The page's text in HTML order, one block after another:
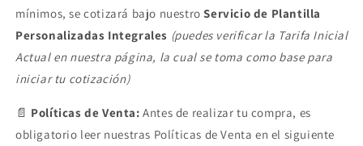
mínimos, se cotizará bajo nuestroServicio de Plantilla
Personalizadas Integrales (puedes verificar la Tarifa Inicial
Actual en nuestra página, la cual se toma como base para
iniciar tu cotización)
📄 Políticas de Venta: Antes de realizar tu compra, es
obligatorio leer nuestras Políticas de Venta en el siguiente